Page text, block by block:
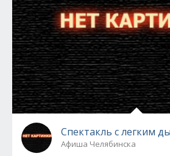
Спектакль с легким
Афиша Челябинска